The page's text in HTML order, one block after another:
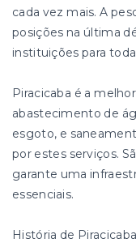
cada vez mais. A
posições na última
instituições para
Piracicaba é a
abastecimento de
esgoto, e
por estes serviços.
garante uma
essenciais.
História de